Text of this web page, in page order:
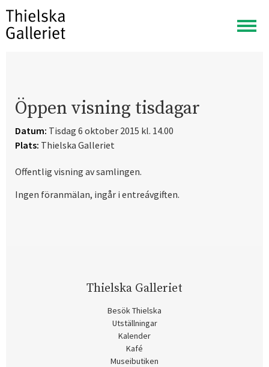
Visa
meny
Öppen visning tisdagar
Datum: Tisdag 6 oktober 2015 kl. 14.00
Plats: Thielska Galleriet
Offentlig visning av samlingen.
Ingen föranmälan, ingår i entreávgiften.
Thielska Galleriet
Besök Thielska
Utställningar
Kalender
Kafé
Museibutiken